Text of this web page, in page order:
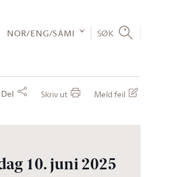
NOR/ENG/SÁMI SØK
Del Skriv ut Meld feil
10. juni 2025